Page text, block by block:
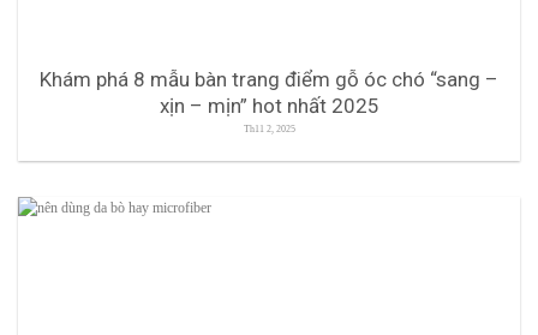
Khám phá 8 mẫu bàn trang điểm gỗ óc chó “sang –
xịn – mịn” hot nhất 2025
Th11 2, 2025